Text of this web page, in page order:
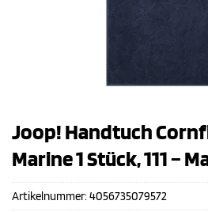
Joop! Handtuch
Marine 1 Stück, 111 –
Artikelnummer: 4056735079572